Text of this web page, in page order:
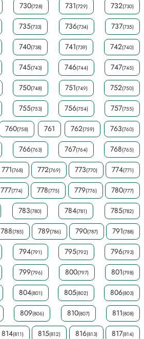
730(728) 731(729) 732(730)
735(733) 736(734) 737(735)
740(738) 741(739) 742(740)
745(743) 746(744) 747(745)
750(748) 751(749) 752(750)
755(753) 756(754) 757(755)
760(758) 761 762(759) 763(760)
766(763) 767(764) 768(765)
771(768) 772(769) 773(770) 774(771)
777(774) 778(775) 779(776) 780(777)
783(780) 784(781) 785(782)
788(785) 789(786) 790(787) 791(788)
794(791) 795(792) 796(793)
799(796) 800(797) 801(798)
804(801) 805(802) 806(803)
809(806) 810(807) 811(808)
814(811) 815(812) 816(813) 817(814)